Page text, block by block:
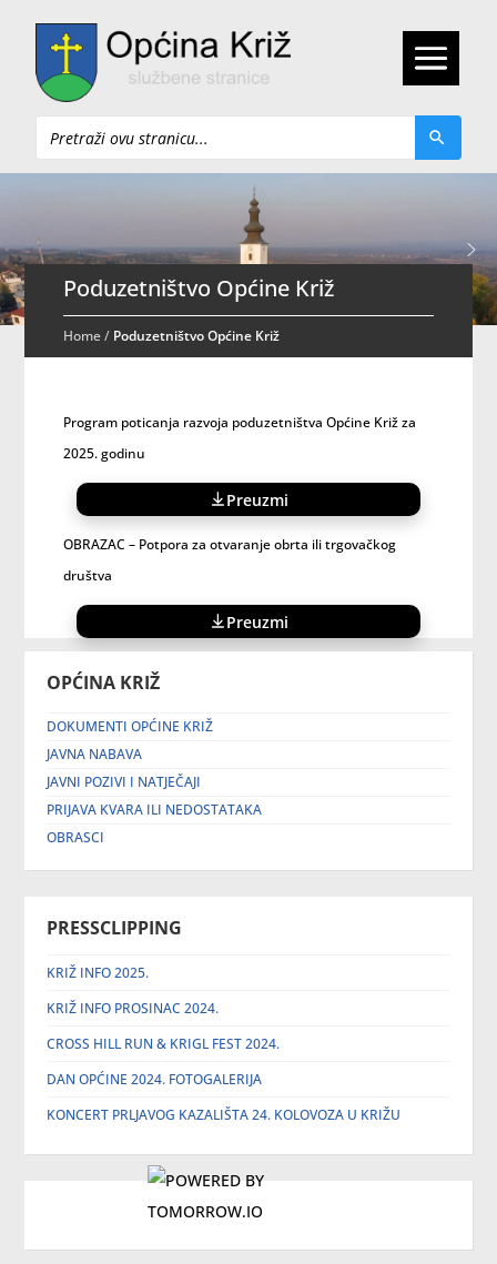
Pretraži
OPĆINA KRIŽ
DOKUMENTI OPĆINE KRIŽ
JAVNA NABAVA
JAVNI POZIVI I NATJEČAJI
PRIJAVA KVARA ILI NEDOSTATAKA
OBRASCI
PRESSCLIPPING
KRIŽ INFO 2025.
KRIŽ INFO PROSINAC 2024.
CROSS HILL RUN & KRIGL FEST 2024.
DAN OPĆINE 2024. FOTOGALERIJA
KONCERT PRLJAVOG KAZALIŠTA 24. KOLOVOZA U KRIŽU
Poduzetništvo Općine Križ
Home/ Poduzetništvo Općine Križ
Program poticanja razvoja poduzetništva Općine Križ za
2025. godinu
Preuzmi
OBRAZAC – Potpora za otvaranje obrta ili trgovačkog
društva
Preuzmi